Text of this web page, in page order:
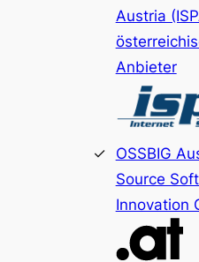
Austria
Anbieter
OSSBIG
Source
Innovation